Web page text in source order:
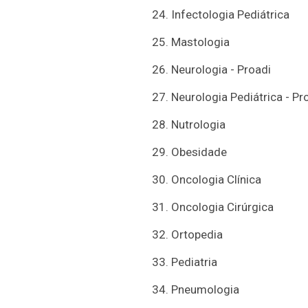
24. Infectologia Pediátrica
25. Mastologia
26. Neurologia - Proadi
27. Neurologia Pediátrica -
28. Nutrologia
29. Obesidade
30. Oncologia Clínica
31. Oncologia Cirúrgica
32. Ortopedia
33. Pediatria
34. Pneumologia